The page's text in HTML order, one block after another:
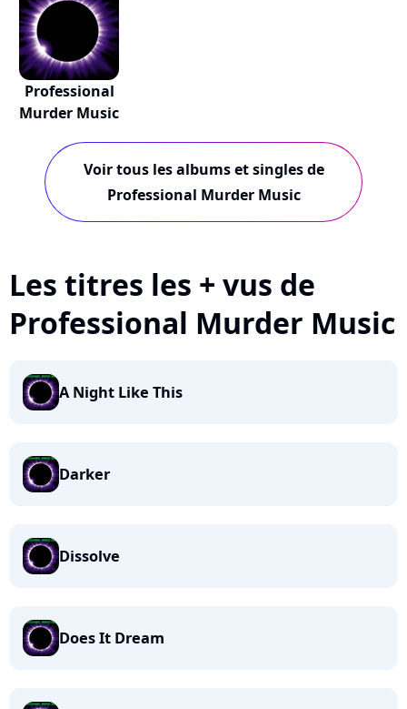
Professional
Murder Music
Voir tous les albums et singles de
Professional Murder Music
Les titres les + vus de
Professional Murder Music
A Night Like This
Darker
Dissolve
Does It Dream